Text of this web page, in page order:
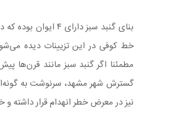
بنای گنبد سبز
خط کوفی در این تزیینات دیده
مطمئنا اگر گنبد سبز مانند قرن‌ها
گسترش شهر مشهد، سرنوشت به گونه‌ای
نیز در معرض خطر انهدام قرار